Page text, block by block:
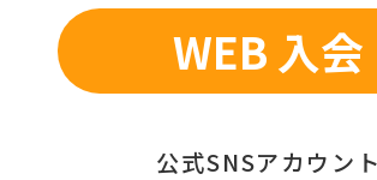
WEB 入会
公式SNSアカウント